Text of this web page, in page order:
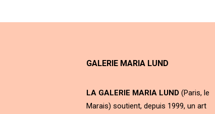
GALERIE MARIA LUND
LA GALERIE MARIA LUND (Paris, le
Marais) soutient, depuis 1999, un art